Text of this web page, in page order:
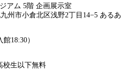
アム 5階 企画展示室
州市小倉北区浅野2丁目14−5 あるあ
18:30）
校生以下無料